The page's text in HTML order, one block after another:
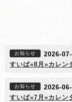
お知らせ
2026-
すいば«8月»カレン
お知らせ
2026-
すいば«7月»カレン